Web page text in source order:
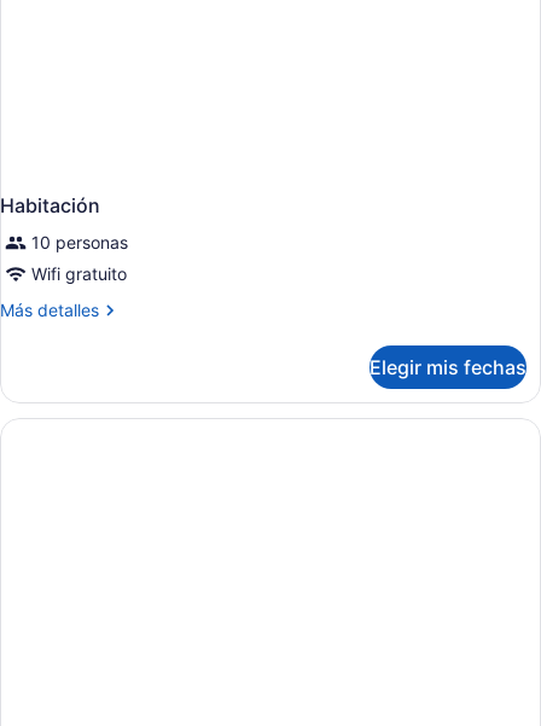
Habitación
10 personas
Wifi gratuito
Más detalles
Más
Elegir mis fechas